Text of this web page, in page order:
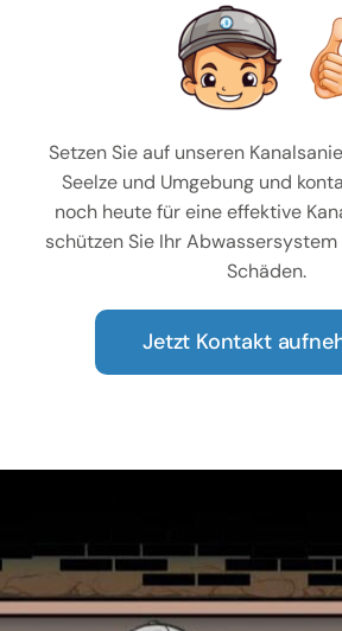
Setzen Sie auf unseren
Seelze und Umgebung und
noch heute für eine effektive
schützen Sie Ihr
Schäden.
Jetzt Kontakt